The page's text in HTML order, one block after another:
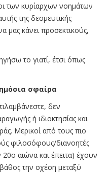
των κυρίαρχων νοημάτων
της δεσμευτικής
μας κάνει προσεκτικούς,
το γιατί, έτσι όπως
σφαίρα
δεν
ή ιδιοκτησίας και
Μερικοί από τους πιο
φιλοσόφους/διανοητές
αιώνα και έπειτα) έχουν
την σχέση μεταξύ